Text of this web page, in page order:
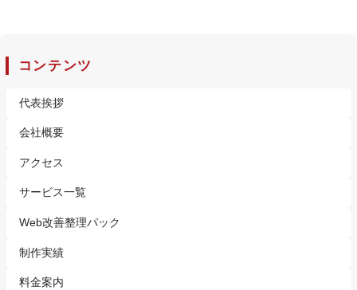
コンテンツ
代表挨拶
会社概要
アクセス
サービス一覧
Web改善整理パック
制作実績
料金案内